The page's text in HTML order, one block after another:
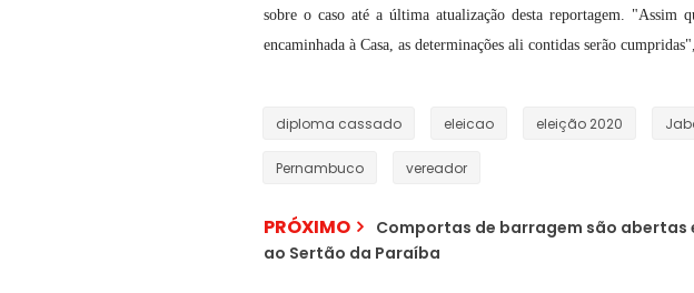
sobre o caso até a última atualização desta reportagem. "Assim
encaminhada à Casa, as determinações ali contidas serão
diploma cassado eleicao eleição 2020
Pernambuco vereador
PRÓXIMO
Comportas de barragem são abertas
ao Sertão da Paraíba